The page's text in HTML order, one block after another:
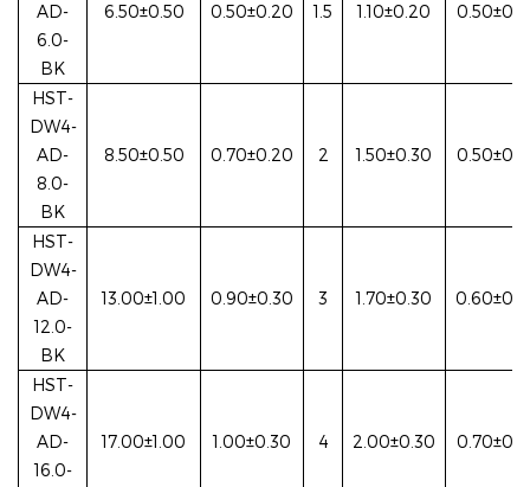
AD-
6.0-
BK
6.50±0.50 0.50±0.20 1.5 1.10±0.20
HST-
DW4-
AD-
8.0-
BK
8.50±0.50 0.70±0.20 2 1.50±0.30
HST-
DW4-
AD-
12.0-
BK
13.00±1.00 0.90±0.30 3 1.70±0.30
HST-
DW4-
AD-
16.0-
17.00±1.00 1.00±0.30 4 2.00±0.30